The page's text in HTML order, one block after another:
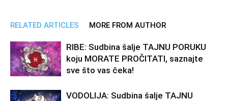
RELATED ARTICLES MORE FROM AUTHOR
RIBE: Sudbina šalje TAJNU PORUKU
koju MORATE PROČITATI, saznajte
sve što vas čeka!
VODOLIJA: Sudbina šalje TAJNU